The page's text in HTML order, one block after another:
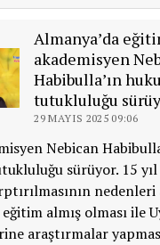
Almanya’da
akademisyen
Habibulla’ın
tutukluluğu
29 MAYIS 2025 09:06
Nebican
sürüyor. 15
nedenleri
almış olması ile
araştırmalar